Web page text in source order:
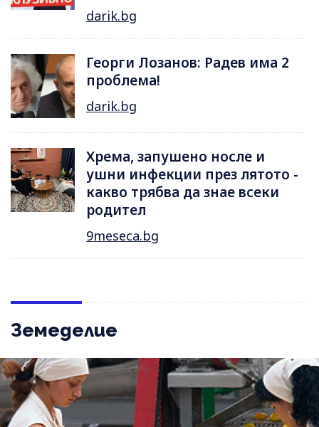
darik.bg
Георги Лозанов: Радев има 2
проблема!
darik.bg
Хрема, запушено носле и
ушни инфекции през лятотo -
какво трябва да знае всеки
родител
9meseca.bg
Земеделие